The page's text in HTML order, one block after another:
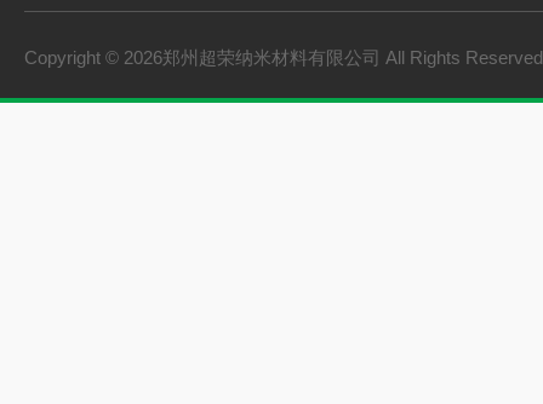
Copyright © 2026郑州超荣纳米材料有限公司 All Rights